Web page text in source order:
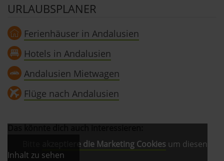
URLAUBSPLANER
Ferienhäuser in Andalusien
Hotels in Andalusien
Andalusien Mietwagen
Flüge nach Andalusien
akzeptiere die Marketing Cookies um diesen
Inhalt zu sehen